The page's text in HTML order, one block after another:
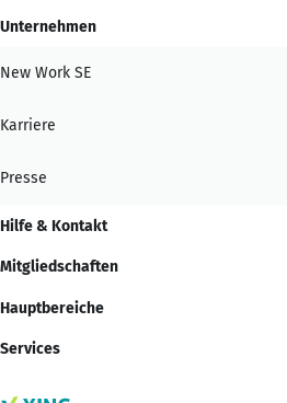
Unternehmen
New Work SE
Karriere
Presse
Hilfe & Kontakt
Mitgliedschaften
Hauptbereiche
Services